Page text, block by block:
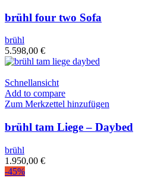
brühl four two Sofa
brühl
5.598,00 €
Schnellansicht
Add to compare
Zum Merkzettel hinzufügen
brühl tam Liege – Daybed
brühl
1.950,00 €
-45%